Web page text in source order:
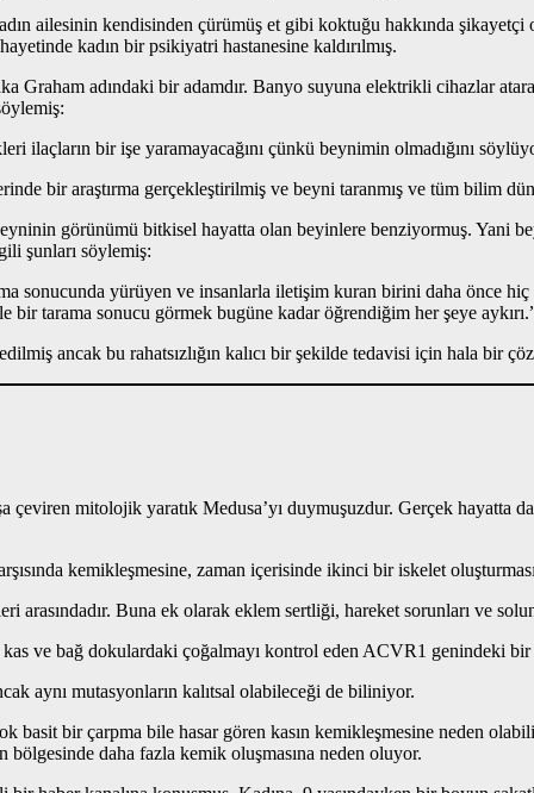
ailesinin kendisinden çürümüş et gibi koktuğu hakkında
kadın bir psikiyatri hastanesine kaldırılmış.
adındaki bir adamdır. Banyo suyuna elektrikli cihazlar
ilaçların bir işe yaramayacağını çünkü beynimin olmadığını
bir araştırma gerçekleştirilmiş ve beyni taranmış ve tüm bilim
görünümü bitkisel hayatta olan beyinlere benziyormuş. Yani
şunları söylemiş:
sonucunda yürüyen ve insanlarla iletişim kuran birini daha önce
bir tarama sonucu görmek bugüne kadar öğrendiğim her şeye
ancak bu rahatsızlığın kalıcı bir şekilde tedavisi için hala bir
mitolojik yaratık Medusa’yı duymuşuzdur. Gerçek hayatta
kemikleşmesine, zaman içerisinde ikinci bir iskelet
arasındadır. Buna ek olarak eklem sertliği, hareket sorunları ve
ve bağ dokulardaki çoğalmayı kontrol eden ACVR1 genindeki
aynı mutasyonların kalıtsal olabileceği de biliniyor.
Çok basit bir çarpma bile hasar gören kasın kemikleşmesine neden
daha fazla kemik oluşmasına neden oluyor.